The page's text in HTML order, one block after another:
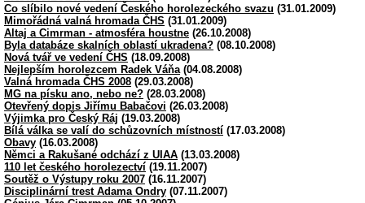
Co slíbilo nové vedení Českého horolezeckého svazu (31.01.2009)
Mimořádná valná hromada ČHS (31.01.2009)
Altaj a Cimrman - atmosféra houstne (26.10.2008)
Byla databáze skalních oblastí ukradena? (08.10.2008)
Nová tvář ve vedení ČHS (18.09.2008)
Nejlepším horolezcem Radek Váňa (04.08.2008)
Valná hromada ČHS 2008 (29.03.2008)
MG na písku ano, nebo ne? (28.03.2008)
Otevřený dopis Jiřímu Babačovi (26.03.2008)
Výjimka pro Český Ráj (19.03.2008)
Bílá válka se valí do schůzovních místností (17.03.2008)
Obavy (16.03.2008)
Němci a Rakušané odchází z UIAA (13.03.2008)
110 let českého horolezectví (19.11.2007)
Soutěž o Výstupy roku 2007 (16.11.2007)
Disciplinární trest Adama Ondry (07.11.2007)